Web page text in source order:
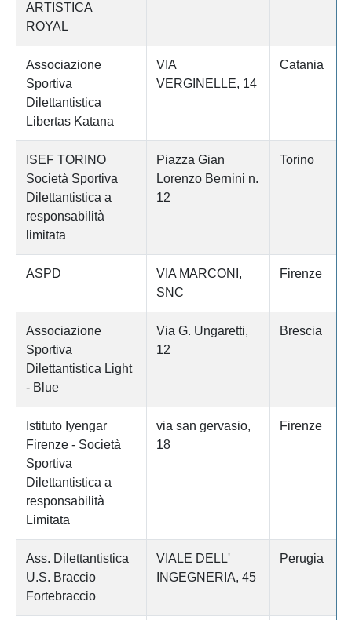
ARTISTICA
ROYAL
Associazione
Sportiva
Dilettantistica
Libertas Katana
VIA
VERGINELLE, 14
Catania
ISEF TORINO
Società Sportiva
Dilettantistica a
responsabilità
limitata
Piazza Gian
Lorenzo Bernini n.
12
Torino
ASPD
VIA MARCONI,
SNC
Firenze
Associazione
Sportiva
Dilettantistica Light
- Blue
Via G. Ungaretti,
12
Brescia
Istituto Iyengar
Firenze - Società
Sportiva
Dilettantistica a
responsabilità
Limitata
via san gervasio,
18
Firenze
Ass. Dilettantistica
U.S. Braccio
Fortebraccio
VIALE DELL'
INGEGNERIA, 45
Perugia